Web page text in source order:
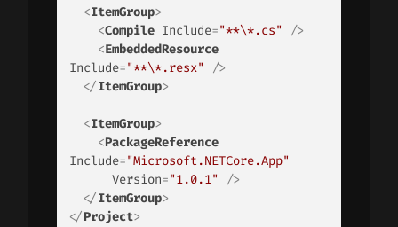
<ItemGroup>
<Compile Include="**\*.cs"
/>
<EmbeddedResource
Include="**\*.resx"
/>
</ItemGroup>
<ItemGroup>
<PackageReference
Include="Microsoft.NETCore.App"
Version="1.0.1"
/>
</ItemGroup>
</Project>